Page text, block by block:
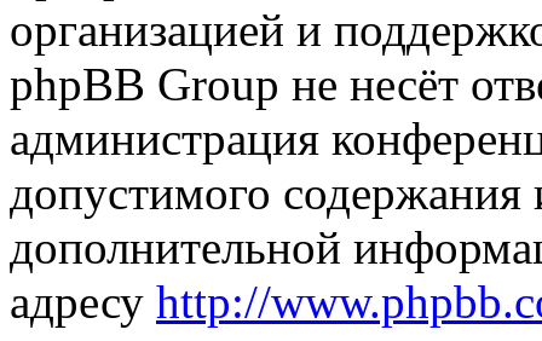
организацией и
phpBB Group не несёт
администрация
допустимого
дополнительной
адресу http://